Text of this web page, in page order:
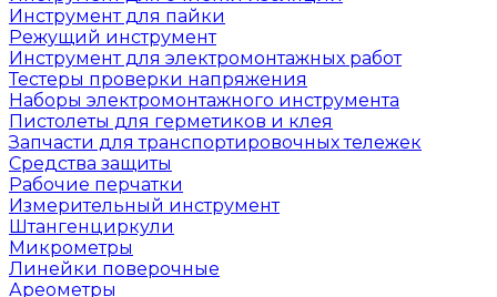
Инструмент для пайки
Режущий инструмент
Инструмент для электромонтажных работ
Тестеры проверки напряжения
Наборы электромонтажного инструмента
Пистолеты для герметиков и клея
Запчасти для транспортировочных тележек
Средства защиты
Рабочие перчатки
Измерительный инструмент
Штангенциркули
Микрометры
Линейки поверочные
Ареометры